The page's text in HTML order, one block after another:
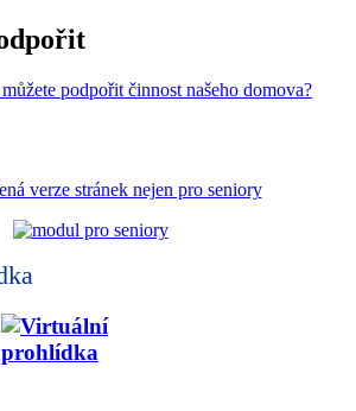
podpořit činnost našeho domova?
verze stránek nejen pro seniory